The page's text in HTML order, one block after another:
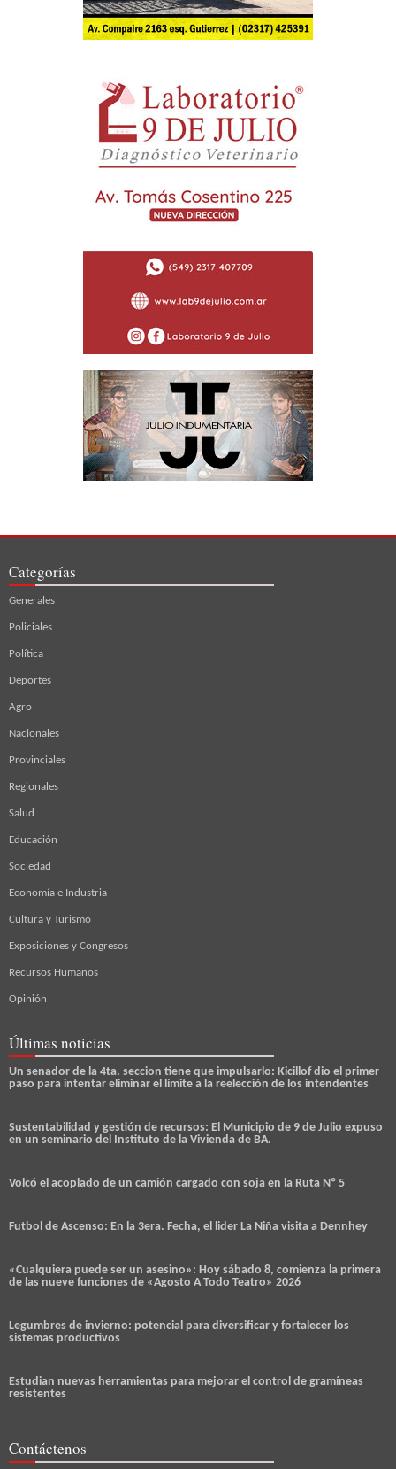
Categorías
Generales
Policiales
Política
Deportes
Agro
Nacionales
Provinciales
Regionales
Salud
Educación
Sociedad
Economía e Industria
Cultura y Turismo
Exposiciones y Congresos
Recursos Humanos
Opinión
Últimas noticias
Un senador de la 4ta. seccion tiene que impulsarlo: Kicillof dio el primer
paso para intentar eliminar el límite a la reelección de los intendentes
Sustentabilidad y gestión de recursos: El Municipio de 9 de Julio expuso
en un seminario del Instituto de la Vivienda de BA.
Volcó el acoplado de un camión cargado con soja en la Ruta Nº 5
Futbol de Ascenso: En la 3era. Fecha, el lider La Niña visita a Dennhey
«Cualquiera puede ser un asesino»: Hoy sábado 8, comienza la primera
de las nueve funciones de «Agosto A Todo Teatro» 2026
Legumbres de invierno: potencial para diversificar y fortalecer los
sistemas productivos
Estudian nuevas herramientas para mejorar el control de gramíneas
resistentes
Contáctenos